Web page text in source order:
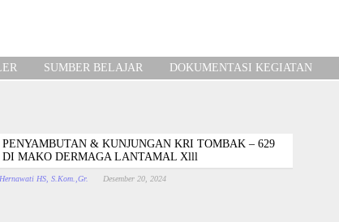
SUMBER BELAJAR DOKUMENTASI KEGIATAN
PENYAMBUTAN & KUNJUNGAN KRI TOMBAK – 629
DI MAKO DERMAGA LANTAMAL Xlll
Hernawati HS, S.Kom.,Gr. Desember 20, 2024